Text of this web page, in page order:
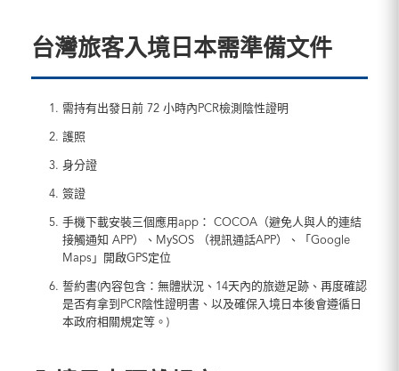
台灣旅客入境日本需準備文件
需持有出發日前 72 小時內PCR檢測陰性證明
護照
身分證
簽證
手機下載安裝三個應用app： COCOA（避免人與人的連結
接觸通知 APP）、MySOS （視訊通話APP）、「Google
Maps」開啟GPS定位
誓約書(內容包含：無體狀況、14天內的旅遊足跡、再度確認
是否有拿到PCR陰性證明書、以及確保入境日本後會遵循日
本政府相關規定等。)